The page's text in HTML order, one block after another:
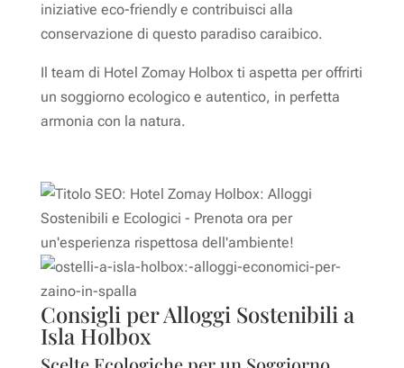
iniziative eco-friendly e contribuisci alla
conservazione di questo paradiso caraibico.
Il team di Hotel Zomay Holbox ti aspetta per offrirti
un soggiorno ecologico e autentico, in perfetta
armonia con la natura.
Consigli per Alloggi Sostenibili a
Isla Holbox